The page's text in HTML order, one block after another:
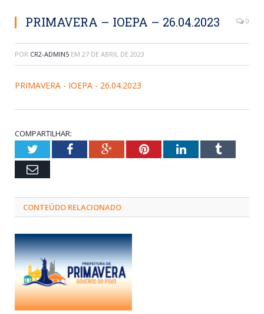
PRIMAVERA – IOEPA – 26.04.2023 0
POR CR2-ADMIN5 EM 27 DE ABRIL DE 2023
PRIMAVERA - IOEPA - 26.04.2023
COMPARTILHAR:
TwitterFacebookGoogle+PinterestLinkedInTumblr
Email
CONTEÚDO RELACIONADO